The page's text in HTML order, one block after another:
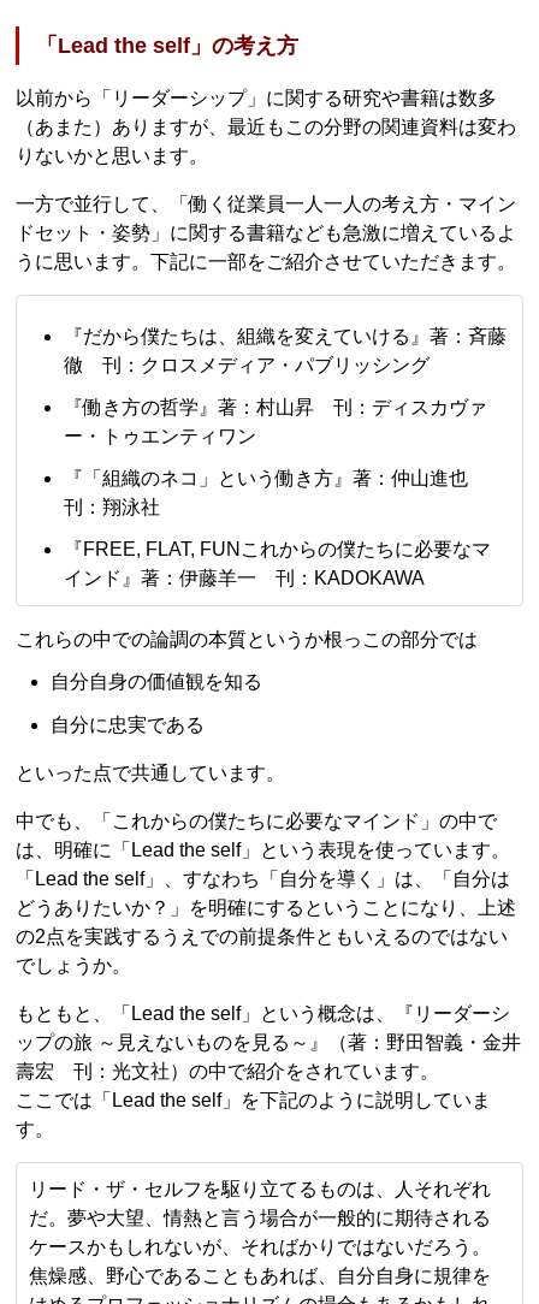
「Lead the self」の考え方
以前から「リーダーシップ」に関する研究や書籍は数多
（あまた）ありますが、最近もこの分野の関連資料は変わ
りないかと思います。
一方で並行して、「働く従業員一人一人の考え方・マイン
ドセット・姿勢」に関する書籍なども急激に増えているよ
うに思います。下記に一部をご紹介させていただきます。
『だから僕たちは、組織を変えていける』著：斉藤
徹 刊：クロスメディア・パブリッシング
『働き方の哲学』著：村山昇 刊：ディスカヴァ
ー・トゥエンティワン
『「組織のネコ」という働き方』著：仲山進也
刊：翔泳社
『FREE, FLAT, FUNこれからの僕たちに必要なマ
インド』著：伊藤羊一 刊：KADOKAWA
これらの中での論調の本質というか根っこの部分では
自分自身の価値観を知る
自分に忠実である
といった点で共通しています。
中でも、「これからの僕たちに必要なマインド」の中で
は、明確に「Lead the self」という表現を使っています。
「Lead the self」、すなわち「自分を導く」は、「自分は
どうありたいか？」を明確にするということになり、上述
の2点を実践するうえでの前提条件ともいえるのではない
でしょうか。
もともと、「Lead the self」という概念は、『リーダーシ
ップの旅 ～見えないものを見る～』（著：野田智義・金井
壽宏 刊：光文社）の中で紹介をされています。
ここでは「Lead the self」を下記のように説明していま
す。
リード・ザ・セルフを駆り立てるものは、人それぞれ
だ。夢や大望、情熱と言う場合が一般的に期待される
ケースかもしれないが、そればかりではないだろう。
焦燥感、野心であることもあれば、自分自身に規律を